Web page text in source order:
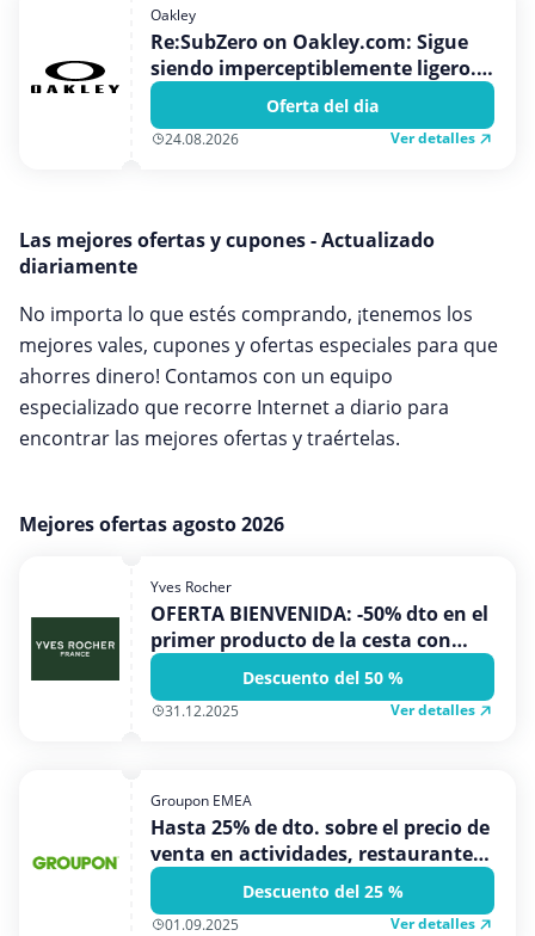
Medios y entretenimiento
Moda y Complementos
Oficina
Oficina, fotografía e impresión
Salud y Belleza
Viajes
Oakley
Re:SubZero on Oakley.com: Sigue
siendo imperceptiblemente ligero.
Sigue siendo sumamente versátil.
Sigue estando pensado para los que
disfrutan sintiéndose bien gracias
Oferta del dia
24.08.2026 Ver detalles
Las mejores ofertas y cupones - Actualizado
diariamente
No importa lo que estés comprando, ¡tenemos los
mejores vales, cupones y ofertas especiales para que
ahorres dinero! Contamos con un equipo
especializado que recorre Internet a diario para
encontrar las mejores ofertas y traértelas.
Mejores ofertas agosto 2026
Yves Rocher
OFERTA BIENVENIDA: -50% dto en el
primer producto de la cesta con
compras superiores a 15€
Descuento del 50 %
31.12.2025 Ver detalles
Groupon EMEA
Hasta 25% de dto. sobre el precio de
venta en actividades, restaurantes,
belleza y m�sDescuento del 25 %
01.09.2025 Ver detalles